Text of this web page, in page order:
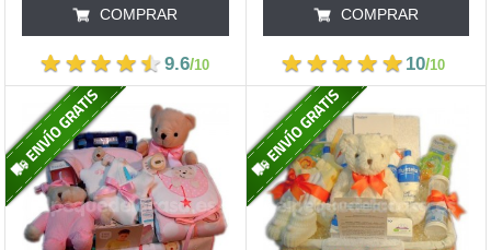
COMPRAR
9.6/10
COMPRAR
10/10